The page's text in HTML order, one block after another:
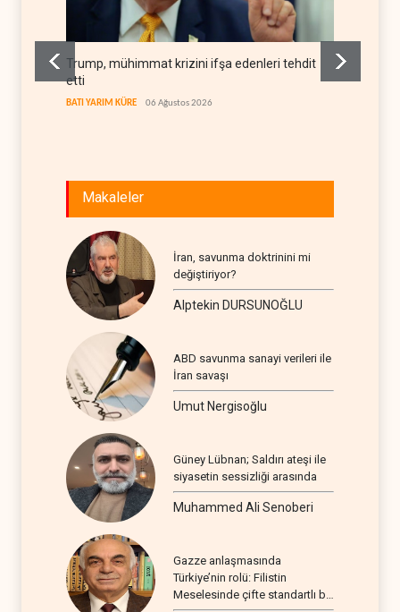
Trump, mühimmat krizini ifşa edenleri tehdit
etti
BATI YARIM KÜRE 06 Ağustos 2026
Makaleler
İran, savunma doktrinini mi
değiştiriyor?
Alptekin DURSUNOĞLU
ABD savunma sanayi verileri ile
İran savaşı
Umut Nergisoğlu
Güney Lübnan; Saldırı ateşi ile
siyasetin sessizliği arasında
Muhammed Ali Senoberi
Gazze anlaşmasında
Türkiye’nin rolü: Filistin
Meselesinde çifte standartlı bir